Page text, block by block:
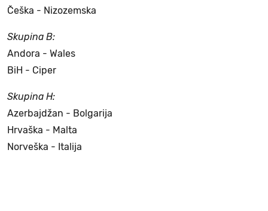
Češka - Nizozemska
Skupina B:
Andora - Wales
BiH - Ciper
Skupina H:
Azerbajdžan - Bolgarija
Hrvaška - Malta
Norveška - Italija